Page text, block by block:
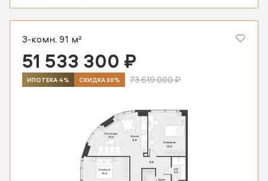
3-комн. 91 м²
51 533 300 ₽
ИПОТЕКА 4% СКИДКА 30% 73 619 000 ₽